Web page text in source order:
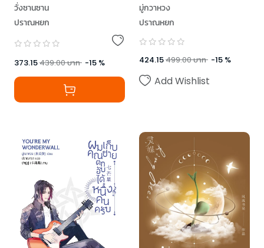
วั่งซานซาน
ปราณหยก
373.15439.00บาท -15 %
มู่กวาหวง
ปราณหยก
424.15499.00บาท -15 %
Add Wishlist